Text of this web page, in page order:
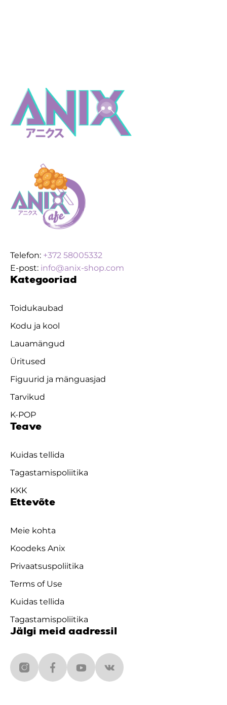
Telefon: +372 58005332
E-post: info@anix-shop.com
Kategooriad
Toidukaubad
Kodu ja kool
Lauamängud
Üritused
Figuurid ja mänguasjad
Tarvikud
K-POP
Teave
Kuidas tellida
Tagastamispoliitika
KKK
Ettevõte
Meie kohta
Koodeks Anix
Privaatsuspoliitika
Terms of Use
Kuidas tellida
Tagastamispoliitika
Jälgi meid aadressil